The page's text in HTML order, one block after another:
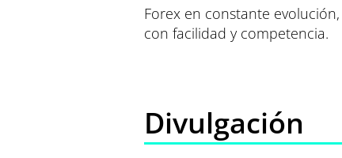
Forex en constante evolución,
con facilidad y competencia.
Divulgación